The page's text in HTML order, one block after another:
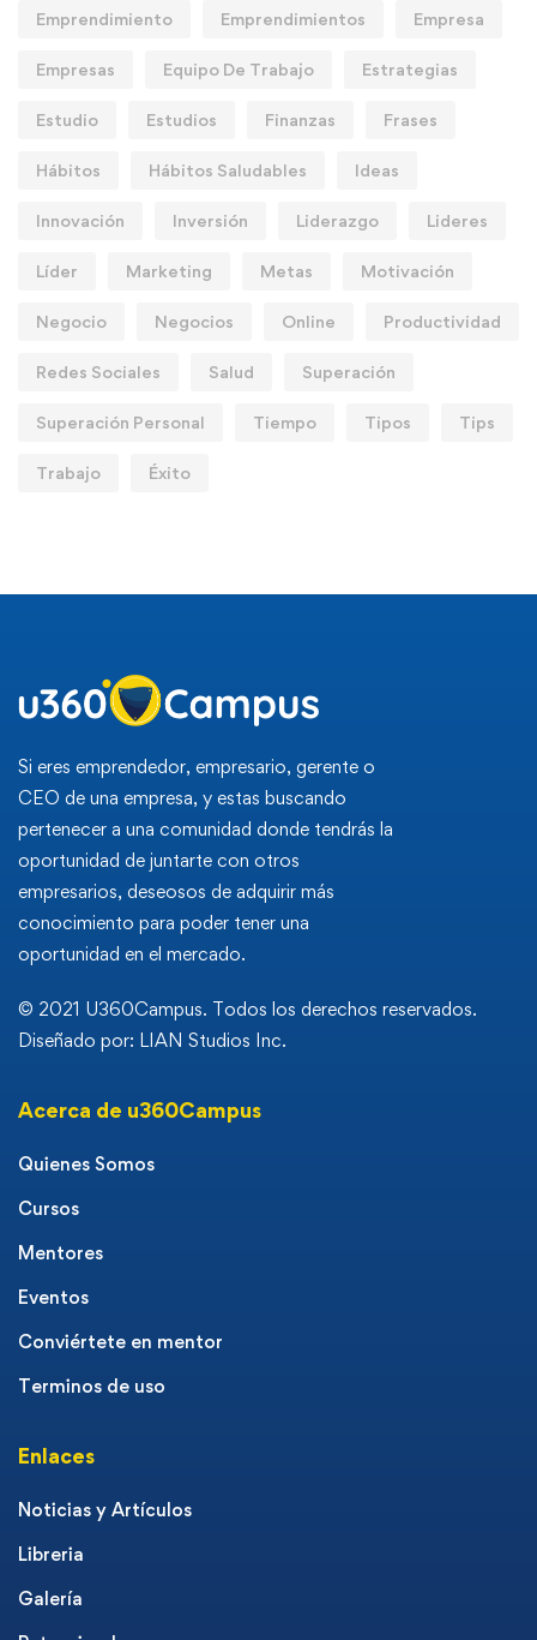
Emprendimiento Emprendimientos Empresa
Empresas Equipo De Trabajo Estrategias
Estudio Estudios Finanzas Frases
Hábitos Hábitos Saludables Ideas
Innovación Inversión Liderazgo Lideres
Líder Marketing Metas Motivación
Negocio Negocios Online Productividad
Redes Sociales Salud Superación
Superación Personal Tiempo Tipos Tips
Trabajo Éxito
Si eres emprendedor, empresario, gerente o
CEO de una empresa, y estas buscando
pertenecer a una comunidad donde tendrás la
oportunidad de juntarte con otros
empresarios, deseosos de adquirir más
conocimiento para poder tener una
oportunidad en el mercado.
© 2021 U360Campus. Todos los derechos reservados.
Diseñado por: LIAN Studios Inc.
Acerca de u360Campus
Quienes Somos
Cursos
Mentores
Eventos
Conviértete en mentor
Terminos de uso
Enlaces
Noticias y Artículos
Libreria
Galería